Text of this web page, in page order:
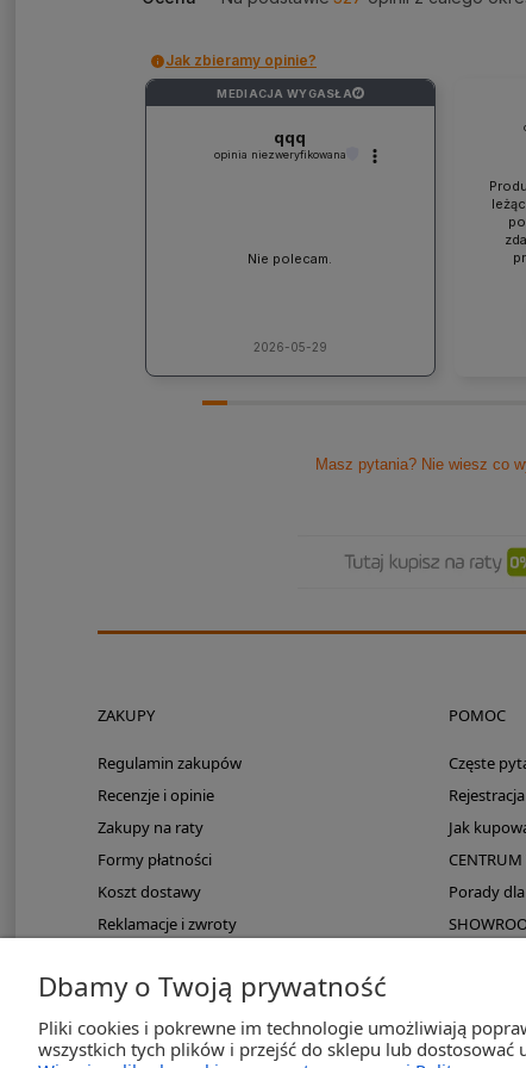
Jak zbieramy opinie?
MEDIACJA WYGASŁA ?
qqq
opinia niezweryfikowana
Nie polecam.
2026-05-29
Masz pytania? Nie wiesz co
ZAKUPY
Regulamin zakupów
Recenzje i opinie
Zakupy na raty
Formy płatności
Koszt dostawy
Reklamacje i zwroty
PayPo odroczona płatność
POMOC
Częste
Jak
CENTRUM
Porady
Dbamy o Twoją prywatność
Pliki cookies i pokrewne im technologie umożliwiają
wszystkich tych plików i przejść do sklepu lub